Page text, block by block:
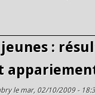
de Bretagne jeunes :
:
le mar, 02/10/2009 -